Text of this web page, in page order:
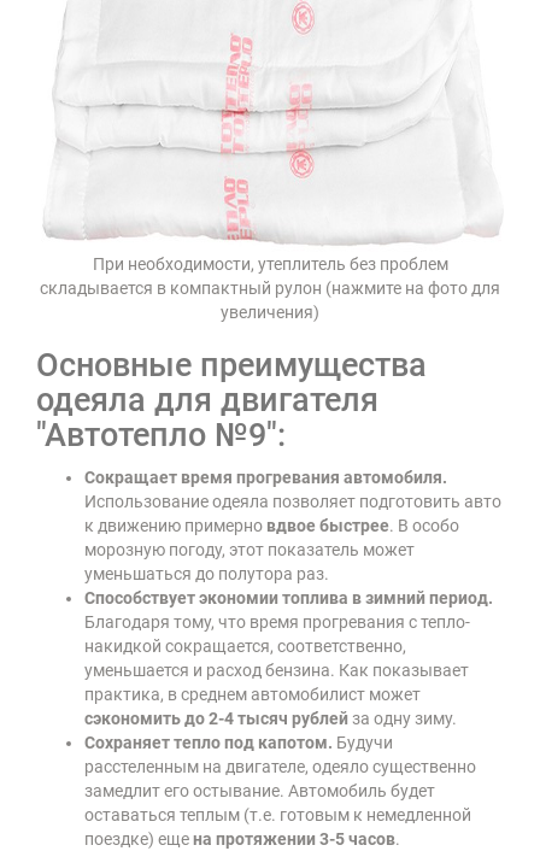
При необходимости, утеплитель без проблем
складывается в компактный рулон (нажмите на фото для
увеличения)
Основные преимущества
одеяла для двигателя
"Автотепло №9":
Сокращает время прогревания автомобиля.
Использование одеяла позволяет подготовить авто
к движению примерно вдвое быстрее. В особо
морозную погоду, этот показатель может
уменьшаться до полутора раз.
Способствует экономии топлива в зимний период.
Благодаря тому, что время прогревания с тепло-
накидкой сокращается, соответственно,
уменьшается и расход бензина. Как показывает
практика, в среднем автомобилист может
сэкономить до 2-4 тысяч рублей за одну зиму.
Сохраняет тепло под капотом. Будучи
расстеленным на двигателе, одеяло существенно
замедлит его остывание. Автомобиль будет
оставаться теплым (т.е. готовым к немедленной
поездке) ещена протяжении 3-5 часов.